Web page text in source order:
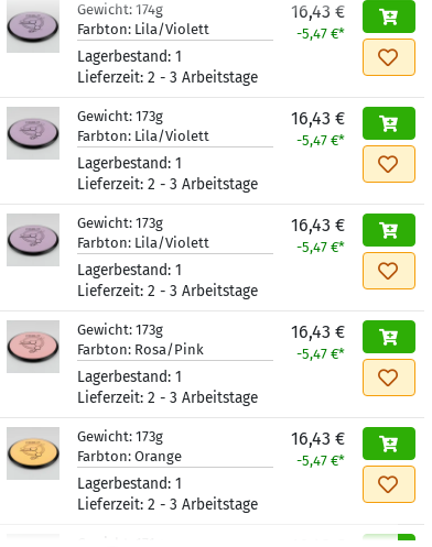
Gewicht: 174g
Farbton: Lila/Violett
Lagerbestand: 1
Lieferzeit: 2 - 3 Arbeitstage
16,43 €
-5,47 €*
Gewicht: 173g
Farbton: Lila/Violett
Lagerbestand: 1
Lieferzeit: 2 - 3 Arbeitstage
16,43 €
-5,47 €*
Gewicht: 173g
Farbton: Lila/Violett
Lagerbestand: 1
Lieferzeit: 2 - 3 Arbeitstage
16,43 €
-5,47 €*
Gewicht: 173g
Farbton: Rosa/Pink
Lagerbestand: 1
Lieferzeit: 2 - 3 Arbeitstage
16,43 €
-5,47 €*
Gewicht: 173g
Farbton: Orange
Lagerbestand: 1
Lieferzeit: 2 - 3 Arbeitstage
16,43 €
-5,47 €*